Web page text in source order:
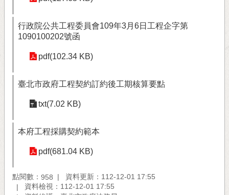
行政院公共工程委員會109年3月6日工程企字第
1090100202號函
pdf(102.34 KB)
臺北市政府工程契約訂約後工期核算要點
txt(7.02 KB)
本府工程採購契約範本
pdf(681.04 KB)
點閱數： 958
資料更新：112-12-01 17:55
資料檢視：112-12-01 17:55